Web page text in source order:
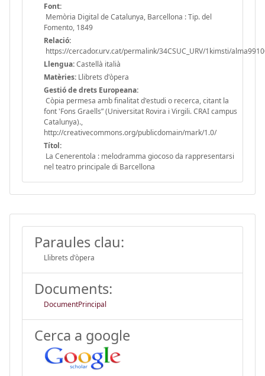
Font:
Memòria Digital de Catalunya, Barcellona : Tip. del
Fomento, 1849
Relació:
https://cercador.urv.cat/permalink/34CSUC_URV/1kimsti/
Llengua:Castellà italià
Matèries: Llibrets d'òpera
Gestió de drets Europeana:
Còpia permesa amb finalitat d'estudi o recerca, citant la
font 'Fons Graells” (Universitat Rovira i Virgili. CRAI campus
Catalunya).,
http://creativecommons.org/publicdomain/mark/1.0/
Títol:
La Cenerentola : melodramma giocoso da rappresentarsi
nel teatro principale di Barcellona
Paraules clau:
Llibrets d'òpera
Documents:
DocumentPrincipal
Cerca a google